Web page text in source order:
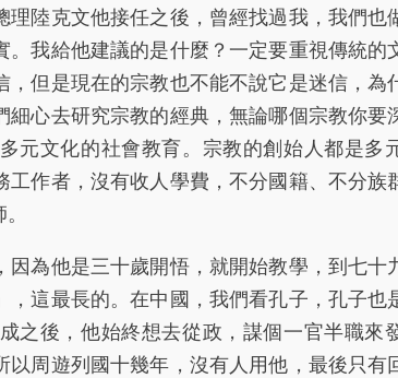
陸克文他接任之後，曾經找過我，我們也
我給他建議的是什麼？一定要重視傳統的
但是現在的宗教也不能不說它是迷信，為
心去研究宗教的經典，無論哪個宗教你要
元文化的社會教育。宗教的創始人都是多
作者，沒有收人學費，不分國籍、不分族
為他是三十歲開悟，就開始教學，到七十
這最長的。在中國，我們看孔子，孔子也
之後，他始終想去從政，謀個一官半職來
周遊列國十幾年，沒有人用他，最後只有